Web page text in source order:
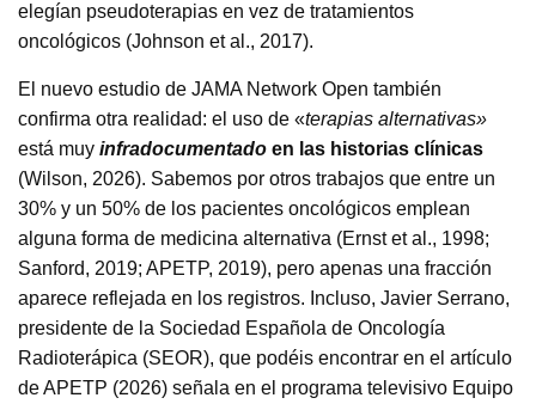
elegían pseudoterapias en vez de tratamientos
oncológicos (Johnson et al., 2017).
El nuevo estudio de JAMA Network Open también
confirma otra realidad: el uso de «terapias alternativas»
está muy infradocumentado en las historias clínicas
(Wilson, 2026). Sabemos por otros trabajos que entre un
30% y un 50% de los pacientes oncológicos emplean
alguna forma de medicina alternativa (Ernst et al., 1998;
Sanford, 2019; APETP, 2019), pero apenas una fracción
aparece reflejada en los registros. Incluso, Javier Serrano,
presidente de la Sociedad Española de Oncología
Radioterápica (SEOR), que podéis encontrar en el artículo
de APETP (2026) señala en el programa televisivo Equipo